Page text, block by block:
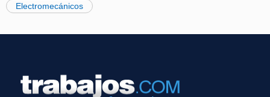
Electromecánicos